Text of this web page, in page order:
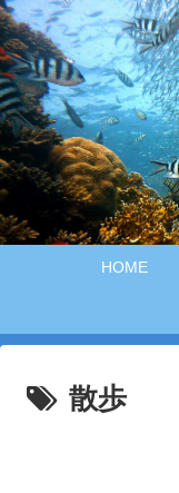
HOME
散歩